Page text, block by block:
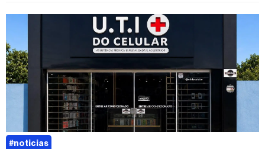
#noticias